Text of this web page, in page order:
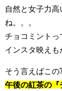
自然と女子力
ね。。。
チョコミントっ
インスタ映えも
そう言えばこの
午後の紅茶の『